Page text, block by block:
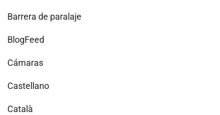
Barrera de paralaje
BlogFeed
Cámaras
Castellano
Català